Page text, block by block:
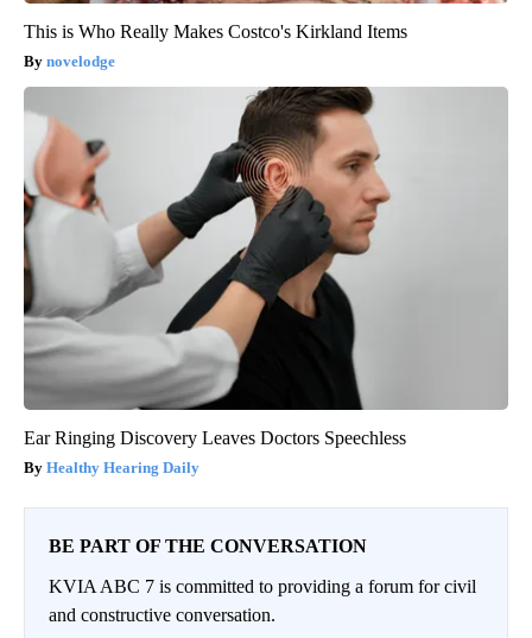
This is Who Really Makes Costco's Kirkland Items
novelodge
Ear Ringing Discovery Leaves Doctors Speechless
Healthy Hearing Daily
BE PART OF THE CONVERSATION
KVIA ABC 7 is committed to providing a forum for civil
and constructive conversation.